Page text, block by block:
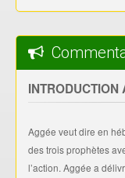
INTRODUCTION
Aggée veut dire en
des trois prophètes
l’action. Aggée a